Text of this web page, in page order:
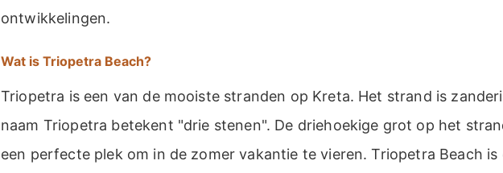
ontwikkelingen.
Wat is Triopetra Beach?
Triopetra is een van de mooiste stranden op Kreta. Het strand is
naam Triopetra betekent "drie stenen". De driehoekige grot op het
een perfecte plek om in de zomer vakantie te vieren. Triopetra Beach is